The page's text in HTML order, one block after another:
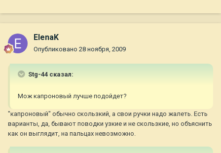
ElenaK
Опубликовано 28 ноября, 2009
Stg-44 сказал:
Мож капроновый лучше подойдет?
"капроновый" обычно скользкий, а свои ручки надо жалеть. Есть
варианты, да, бывают поводки узкие и не скользкие, но объяснить
как он выглядит, на пальцах невозможно.